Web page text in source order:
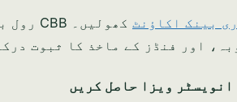
بینک اکاؤنٹ